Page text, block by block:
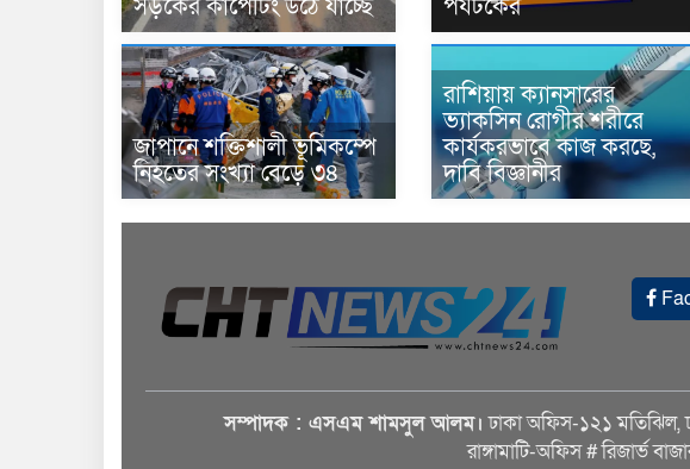
সড়কের কার্পেটিং উঠে যাচ্ছে
পর্যটকের
জাপানে শক্তিশালী ভূমিকম্পে
নিহতের সংখ্যা বেড়ে ৩৪
রাশিয়ায় ক্যানসারের
ভ্যাকসিন রোগীর শরীরে
কার্যকরভাবে কাজ করছে,
দাবি বিজ্ঞানীর
সম্পাদক : এসএম শামসুল আলম। ঢাকা অফিস-১২১ মতিঝিল,
রাঙ্গামাটি-অফিস # রিজার্ভ